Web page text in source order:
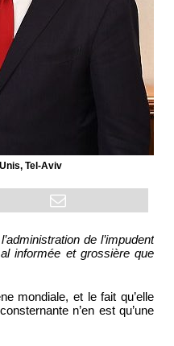
Tel-Aviv
de l’impudent
informée et grossière que
mondiale, et le fait qu’elle
n’en est qu’une